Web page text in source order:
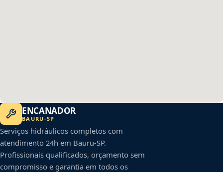
ENCANADOR
BAURU-SP
Serviços hidráulicos completos com
atendimento 24h em Bauru-SP.
Profissionais qualificados, orçamento sem
compromisso e garantia em todos os